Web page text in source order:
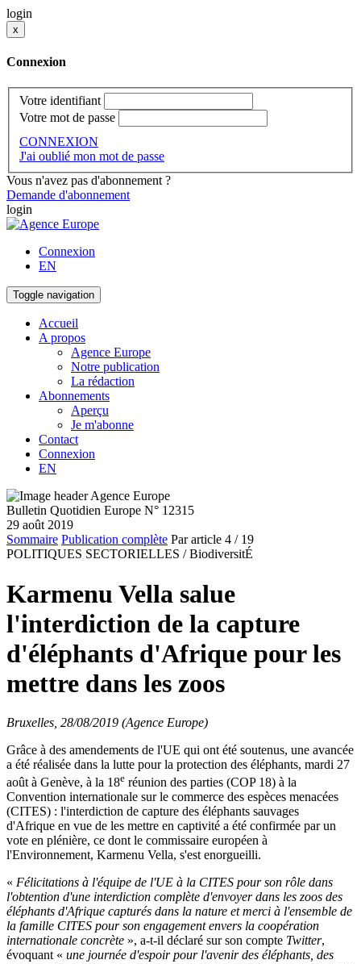
login
x
Connexion
Votre identifiant
Votre mot de passe
CONNEXION
J'ai oublié mon mot de passe
Vous n'avez pas d'abonnement ?
Demande d'abonnement
login
Connexion
EN
Toggle navigation
Accueil
A propos
Agence Europe
Notre publication
La rédaction
Abonnements
Aperçu
Je m'abonne
Contact
Connexion
EN
Bulletin Quotidien Europe N° 12315
29 août 2019
Sommaire Publication complète Par article 4 / 19
POLITIQUES SECTORIELLES / BiodiversitÉ
Karmenu Vella salue
l'interdiction de la capture
d'éléphants d'Afrique pour les
mettre dans les zoos
Bruxelles, 28/08/2019 (Agence Europe)
Grâce à des amendements de l'UE qui ont été soutenus, une avancée
a été réalisée dans la lutte pour la protection des éléphants, mardi 27
août à Genève, à la 18e réunion des parties (COP 18) à la
Convention internationale sur le commerce des espèces menacées
(CITES) : l'interdiction de capture des éléphants sauvages
d'Afrique en vue de les mettre en captivité a été confirmée par un
vote en plénière, ce dont le commissaire européen à
l'Environnement, Karmenu Vella, s'est enorgueilli.
« Félicitations à l'équipe de l'UE à la CITES pour son rôle dans
l'obtention d'une interdiction complète d'envoyer dans les zoos des
éléphants d'Afrique capturés dans la nature et merci à l'ensemble de
la famille CITES pour son engagement envers la coopération
internationale concrète », a-t-il déclaré sur son compte Twitter,
évoquant « une journée d'espoir pour l'avenir des éléphants, des